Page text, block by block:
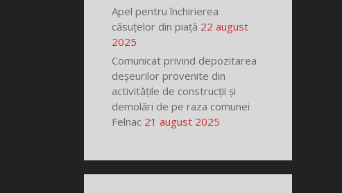
Apel pentru închirierea
căsuțelor din piață 22 august
2025
Comunicat privind depozitarea
deșeurilor provenite din
activitățile de construcții și
demolări de pe raza comunei
Felnac 21 august 2025